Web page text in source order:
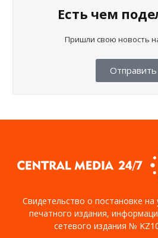
Есть чем
Пришли свою новость
Отправить
Свидетельство о постановке на
печатного издания,
сетевого издания №